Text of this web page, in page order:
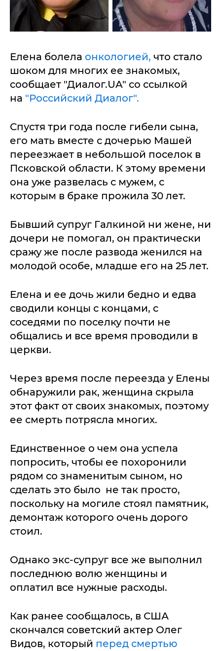
Елена болела онкологией, что стало
шоком для многих ее знакомых,
сообщает "Диалог.UA" со ссылкой
на "Российский Диалог".
Спустя три года после гибели сына,
его мать вместе с дочерью Машей
переезжает в небольшой поселок в
Псковской области. К этому времени
она уже развелась с мужем, с
которым в браке прожила 30 лет.
Бывший супруг Галкиной ни жене, ни
дочери не помогал, он практически
сражу же после развода женился на
молодой особе, младше его на 25 лет.
Елена и ее дочь жили бедно и едва
сводили концы с концами, с
соседями по поселку почти не
общались и все время проводили в
церкви.
Через время после переезда у Елены
обнаружили рак, женщина скрыла
этот факт от своих знакомых, поэтому
ее смерть потрясла многих.
Единственное о чем она успела
попросить, чтобы ее похоронили
рядом со знаменитым сыном, но
сделать это было не так просто,
поскольку на могиле стоял памятник,
демонтаж которого очень дорого
стоил.
Однако экс-супруг все же выполнил
последнюю волю женщины и
оплатил все нужные расходы.
Как ранее сообщалось, в США
скончался советский актер Олег
Видов, который перед смертью